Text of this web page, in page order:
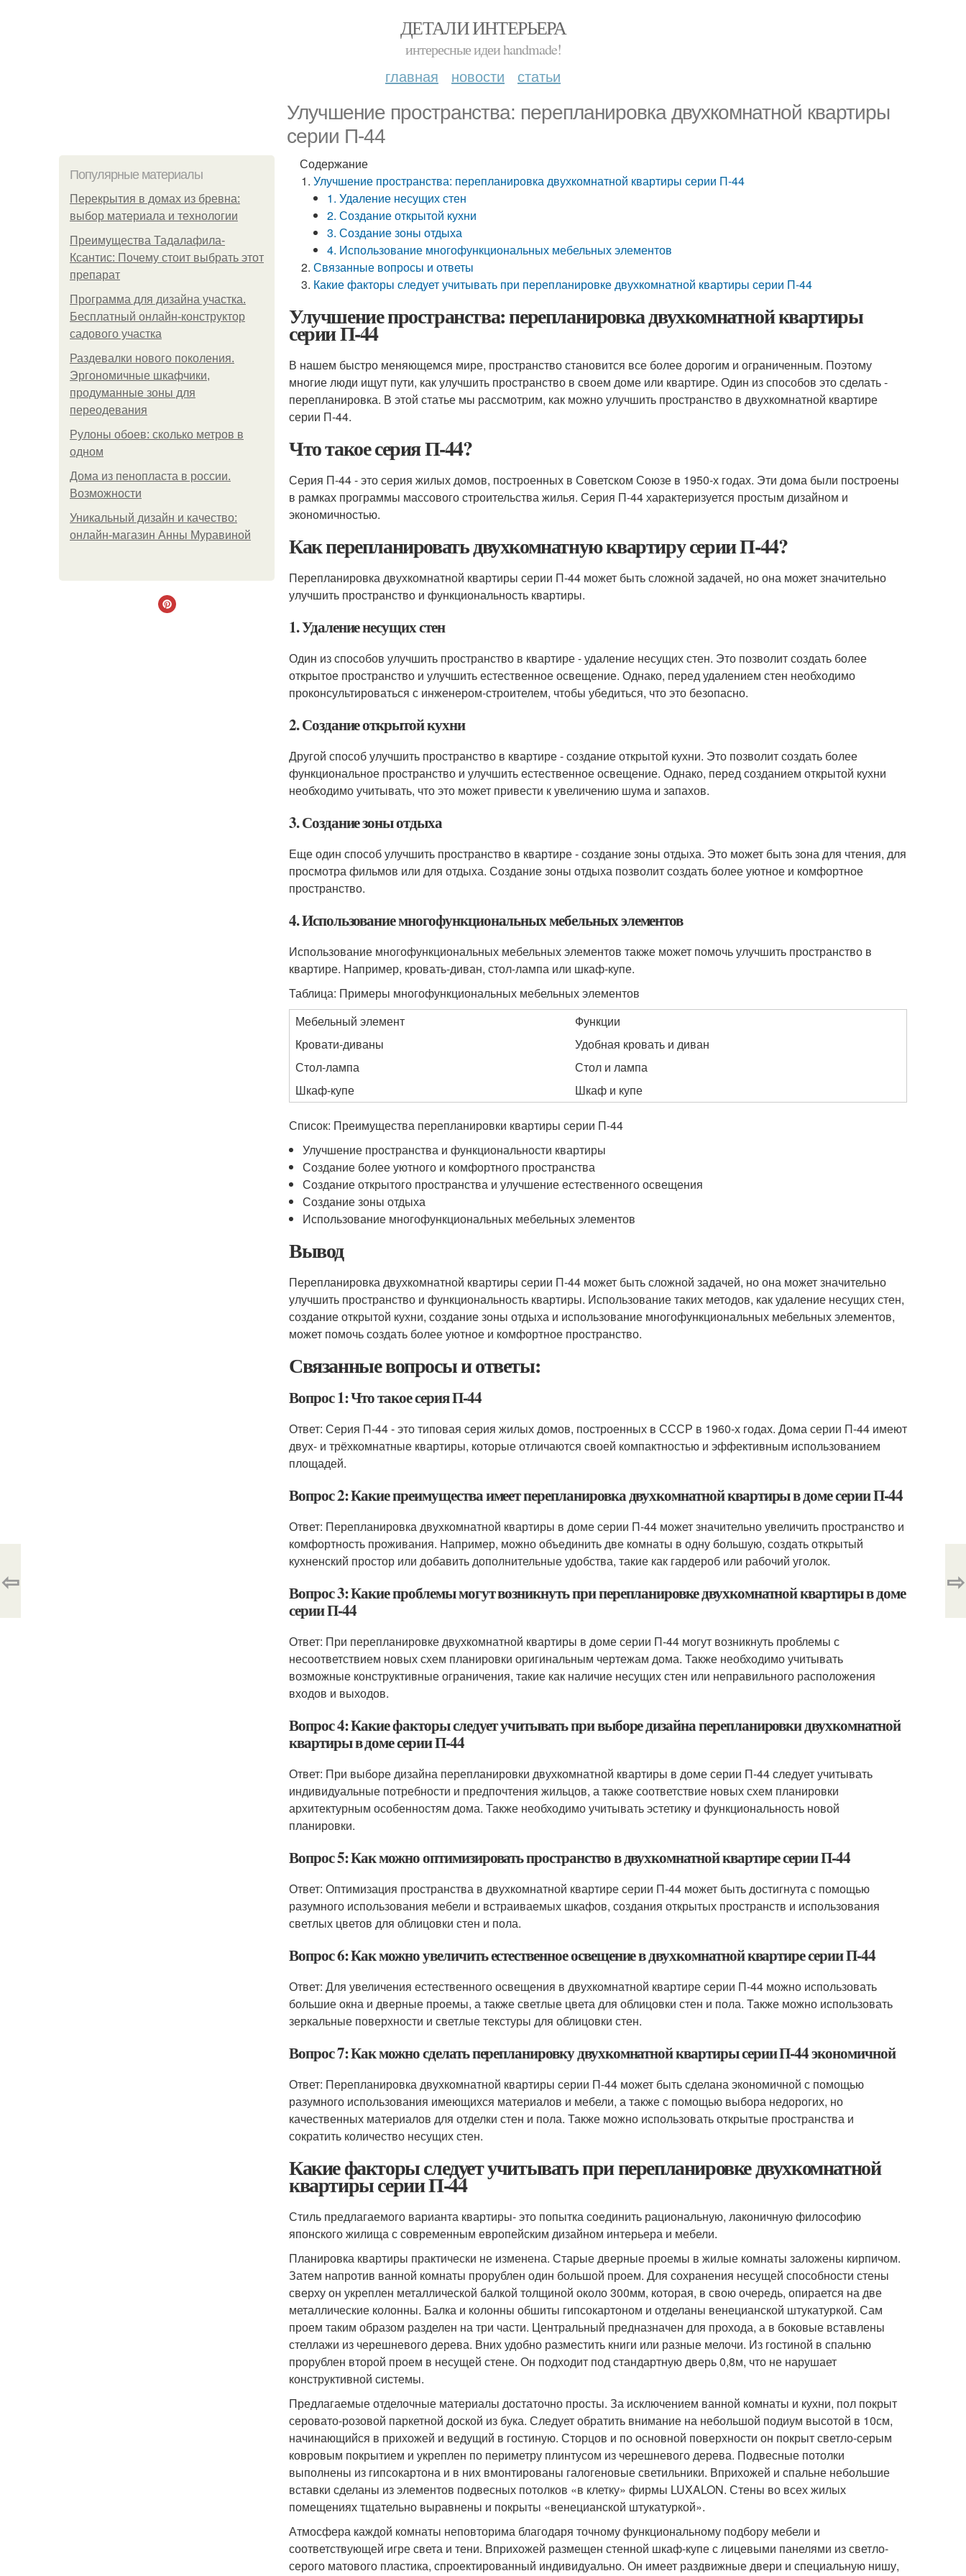
ДЕТАЛИ ИНТЕРЬЕРА
интересные идеи handmade!
главная новости статьи
Улучшение пространства: перепланировка двухкомнатной квартиры
серии П-44
Популярные материалы
Перекрытия в домах из бревна:
выбор материала и технологии
Преимущества Тадалафила-
Ксантис: Почему стоит выбрать этот
препарат
Программа для дизайна участка.
Бесплатный онлайн-конструктор
садового участка
Раздевалки нового поколения.
Эргономичные шкафчики,
продуманные зоны для
переодевания
Рулоны обоев: сколько метров в
одном
Дома из пенопласта в россии.
Возможности
Уникальный дизайн и качество:
онлайн-магазин Анны Муравиной
Содержание
Улучшение пространства: перепланировка двухкомнатной квартиры серии П-44
1. Удаление несущих стен
2. Создание открытой кухни
3. Создание зоны отдыха
4. Использование многофункциональных мебельных элементов
Связанные вопросы и ответы
Какие факторы следует учитывать при перепланировке двухкомнатной квартиры серии П-44
Улучшение пространства: перепланировка двухкомнатной квартиры
серии П-44
В нашем быстро меняющемся мире, пространство становится все более дорогим и ограниченным. Поэтому
многие люди ищут пути, как улучшить пространство в своем доме или квартире. Один из способов это сделать -
перепланировка. В этой статье мы рассмотрим, как можно улучшить пространство в двухкомнатной квартире
серии П-44.
Что такое серия П-44?
Серия П-44 - это серия жилых домов, построенных в Советском Союзе в 1950-х годах. Эти дома были построены
в рамках программы массового строительства жилья. Серия П-44 характеризуется простым дизайном и
экономичностью.
Как перепланировать двухкомнатную квартиру серии П-44?
Перепланировка двухкомнатной квартиры серии П-44 может быть сложной задачей, но она может значительно
улучшить пространство и функциональность квартиры.
1. Удаление несущих стен
Один из способов улучшить пространство в квартире - удаление несущих стен. Это позволит создать более
открытое пространство и улучшить естественное освещение. Однако, перед удалением стен необходимо
проконсультироваться с инженером-строителем, чтобы убедиться, что это безопасно.
2. Создание открытой кухни
Другой способ улучшить пространство в квартире - создание открытой кухни. Это позволит создать более
функциональное пространство и улучшить естественное освещение. Однако, перед созданием открытой кухни
необходимо учитывать, что это может привести к увеличению шума и запахов.
3. Создание зоны отдыха
Еще один способ улучшить пространство в квартире - создание зоны отдыха. Это может быть зона для чтения, для
просмотра фильмов или для отдыха. Создание зоны отдыха позволит создать более уютное и комфортное
пространство.
4. Использование многофункциональных мебельных элементов
Использование многофункциональных мебельных элементов также может помочь улучшить пространство в
квартире. Например, кровать-диван, стол-лампа или шкаф-купе.
Таблица: Примеры многофункциональных мебельных элементов
Мебельный элемент
Функции
Кровати-диваны
Удобная кровать и диван
Стол-лампа
Стол и лампа
Шкаф-купе
Шкаф и купе
Список: Преимущества перепланировки квартиры серии П-44
Улучшение пространства и функциональности квартиры
Создание более уютного и комфортного пространства
Создание открытого пространства и улучшение естественного освещения
Создание зоны отдыха
Использование многофункциональных мебельных элементов
Вывод
Перепланировка двухкомнатной квартиры серии П-44 может быть сложной задачей, но она может значительно
улучшить пространство и функциональность квартиры. Использование таких методов, как удаление несущих стен,
создание открытой кухни, создание зоны отдыха и использование многофункциональных мебельных элементов,
может помочь создать более уютное и комфортное пространство.
Связанные вопросы и ответы:
Вопрос 1: Что такое серия П-44
Ответ: Серия П-44 - это типовая серия жилых домов, построенных в СССР в 1960-х годах. Дома серии П-44 имеют
двух- и трёхкомнатные квартиры, которые отличаются своей компактностью и эффективным использованием
площадей.
Вопрос 2: Какие преимущества имеет перепланировка двухкомнатной квартиры в доме серии П-44
Ответ: Перепланировка двухкомнатной квартиры в доме серии П-44 может значительно увеличить пространство и
комфортность проживания. Например, можно объединить две комнаты в одну большую, создать открытый
кухненский простор или добавить дополнительные удобства, такие как гардероб или рабочий уголок.
Вопрос 3: Какие проблемы могут возникнуть при перепланировке двухкомнатной квартиры в доме
серии П-44
Ответ: При перепланировке двухкомнатной квартиры в доме серии П-44 могут возникнуть проблемы с
несоответствием новых схем планировки оригинальным чертежам дома. Также необходимо учитывать
возможные конструктивные ограничения, такие как наличие несущих стен или неправильного расположения
входов и выходов.
Вопрос 4: Какие факторы следует учитывать при выборе дизайна перепланировки двухкомнатной
квартиры в доме серии П-44
Ответ: При выборе дизайна перепланировки двухкомнатной квартиры в доме серии П-44 следует учитывать
индивидуальные потребности и предпочтения жильцов, а также соответствие новых схем планировки
архитектурным особенностям дома. Также необходимо учитывать эстетику и функциональность новой
планировки.
Вопрос 5: Как можно оптимизировать пространство в двухкомнатной квартире серии П-44
Ответ: Оптимизация пространства в двухкомнатной квартире серии П-44 может быть достигнута с помощью
разумного использования мебели и встраиваемых шкафов, создания открытых пространств и использования
светлых цветов для облицовки стен и пола.
Вопрос 6: Как можно увеличить естественное освещение в двухкомнатной квартире серии П-44
Ответ: Для увеличения естественного освещения в двухкомнатной квартире серии П-44 можно использовать
большие окна и дверные проемы, а также светлые цвета для облицовки стен и пола. Также можно использовать
зеркальные поверхности и светлые текстуры для облицовки стен.
Вопрос 7: Как можно сделать перепланировку двухкомнатной квартиры серии П-44 экономичной
Ответ: Перепланировка двухкомнатной квартиры серии П-44 может быть сделана экономичной с помощью
разумного использования имеющихся материалов и мебели, а также с помощью выбора недорогих, но
качественных материалов для отделки стен и пола. Также можно использовать открытые пространства и
сократить количество несущих стен.
Какие факторы следует учитывать при перепланировке двухкомнатной
квартиры серии П-44
Стиль предлагаемого варианта квартиры- это попытка соединить рациональную, лаконичную философию
японского жилища с современным европейским дизайном интерьера и мебели.
Планировка квартиры практически не изменена. Старые дверные проемы в жилые комнаты заложены кирпичом.
Затем напротив ванной комнаты прорублен один большой проем. Для сохранения несущей способности стены
сверху он укреплен металлической балкой толщиной около 300мм, которая, в свою очередь, опирается на две
металлические колонны. Балка и колонны обшиты гипсокартоном и отделаны венецианской штукатуркой. Сам
проем таким образом разделен на три части. Центральный предназначен для прохода, а в боковые вставлены
стеллажи из черешневого дерева. Вних удобно разместить книги или разные мелочи. Из гостиной в спальню
прорублен второй проем в несущей стене. Он подходит под стандартную дверь 0,8м, что не нарушает
конструктивной системы.
Предлагаемые отделочные материалы достаточно просты. За исключением ванной комнаты и кухни, пол покрыт
серовато-розовой паркетной доской из бука. Следует обратить внимание на небольшой подиум высотой в 10см,
начинающийся в прихожей и ведущий в гостиную. Сторцов и по основной поверхности он покрыт светло-серым
ковровым покрытием и укреплен по периметру плинтусом из черешневого дерева. Подвесные потолки
выполнены из гипсокартона и в них вмонтированы галогеновые светильники. Вприхожей и спальне небольшие
вставки сделаны из элементов подвесных потолков «в клетку» фирмы LUXALON. Стены во всех жилых
помещениях тщательно выравнены и покрыты «венецианской штукатуркой».
Атмосфера каждой комнаты неповторима благодаря точному функциональному подбору мебели и
соответствующей игре света и тени. Вприхожей размещен стенной шкаф-купе с лицевыми панелями из светло-
серого матового пластика, спроектированный индивидуально. Он имеет раздвижные двери и специальную нишу,
⇦ ⇨